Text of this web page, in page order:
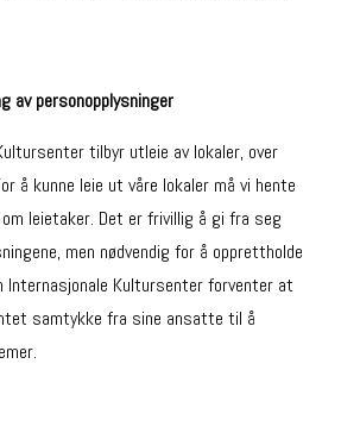
av personopplysninger
tilbyr utleie av lokaler, over
å kunne leie ut våre lokaler må vi hente
leietaker. Det er frivillig å gi fra seg
men nødvendig for å opprettholde
Internasjonale Kultursenter forventer at
samtykke fra sine ansatte til å